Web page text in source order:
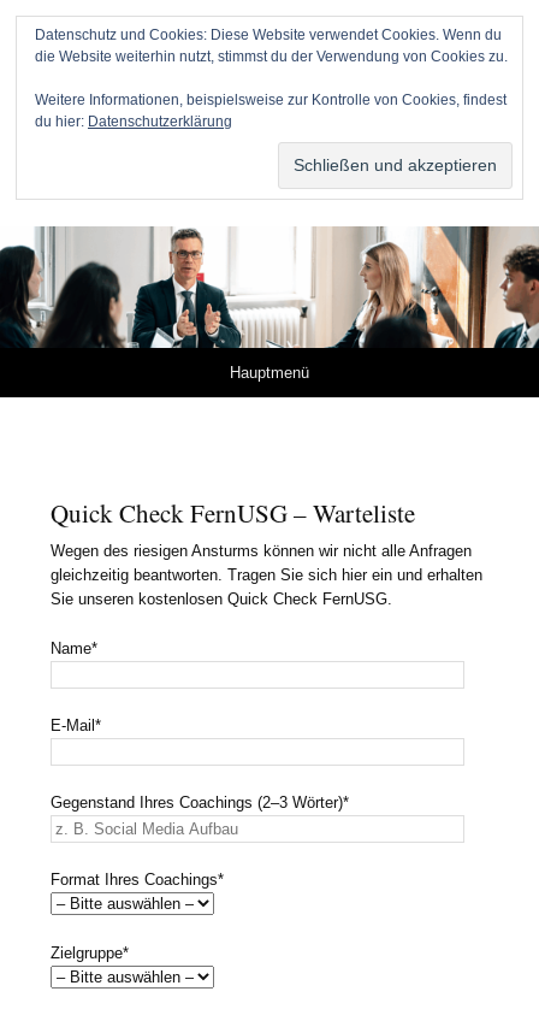
Anwälte für Online-Unternehmer
DR. METZNER RECHTSANWÄLTE – KANZLEI FÜR IP,
IT UND MEDIEN
Hauptmenü
Quick Check FernUSG – Warteliste
Wegen des riesigen Ansturms können wir nicht alle Anfragen
gleichzeitig beantworten. Tragen Sie sich hier ein und erhalten
Sie unseren kostenlosen Quick Check FernUSG.
Name*
E-Mail*
Gegenstand Ihres Coachings (2–3 Wörter)*
Format Ihres Coachings*
Zielgruppe*
Datenschutz und Cookies: Diese Website verwendet Cookies. Wenn du
die Website weiterhin nutzt, stimmst du der Verwendung von Cookies zu.
Weitere Informationen, beispielsweise zur Kontrolle von Cookies, findest
du hier: Datenschutzerklärung